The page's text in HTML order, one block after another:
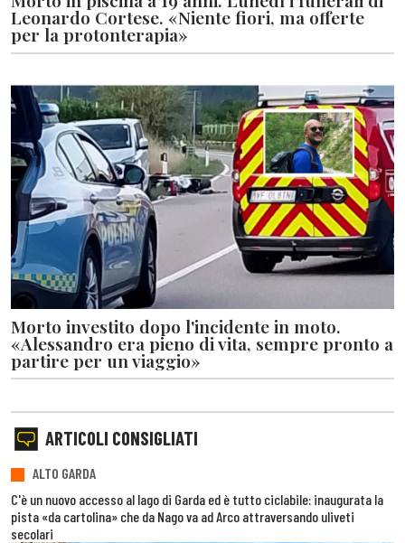
Leonardo Cortese. «Niente fiori, ma offerte
per la protonterapia»
Morto investito dopo l'incidente in moto.
«Alessandro era pieno di vita, sempre pronto a
partire per un viaggio»
ARTICOLI CONSIGLIATI
ALTO GARDA
C'è un nuovo accesso al lago di Garda ed è tutto ciclabile: inaugurata la
pista «da cartolina» che da Nago va ad Arco attraversando uliveti
secolari